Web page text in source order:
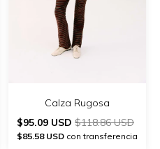
Calza Rugosa
$95.09 USD $118.86 USD
$85.58 USD con transferencia